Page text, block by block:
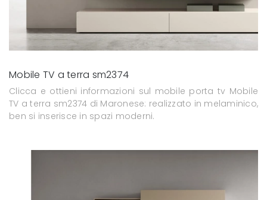
Mobile TV a terra sm2374
Clicca e ottieni informazioni sul mobile porta tv Mobile
TV a terra sm2374 di Maronese: realizzato in melaminico,
ben si inserisce in spazi moderni.